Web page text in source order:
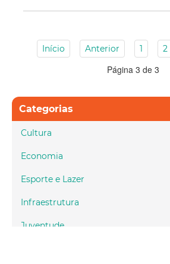
Início Anterior 1 2
Página 3 de 3
Categorias
Cultura
Economia
Esporte e Lazer
Infraestrutura
Juventude